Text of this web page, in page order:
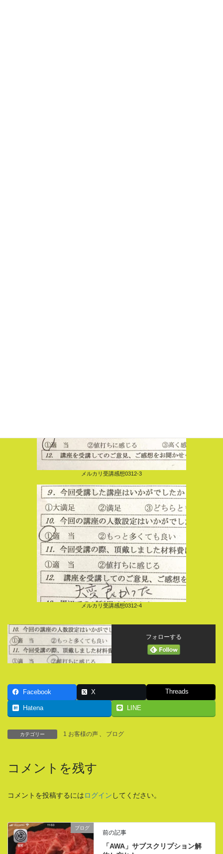
メルカリ受講感想0312-3
メルカリ受講感想0312-4
フォローする
Facebook X Threads
Hatena LINE
カテゴリー 1 お客様の声 、 ブログ
コメントを残す
コメントを投稿するにはログイン してください。
ブログ
前の記事
「AWA」サブスクリプション解